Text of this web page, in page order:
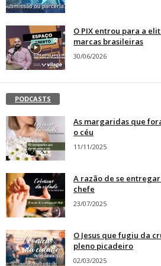
O PIX entrou para a
marcas brasileiras
30/06/2026
PODCASTS
As margaridas que
o céu
11/11/2025
A razão de se
chefe
23/07/2025
O Jesus que fugiu da
pleno picadeiro
02/03/2025